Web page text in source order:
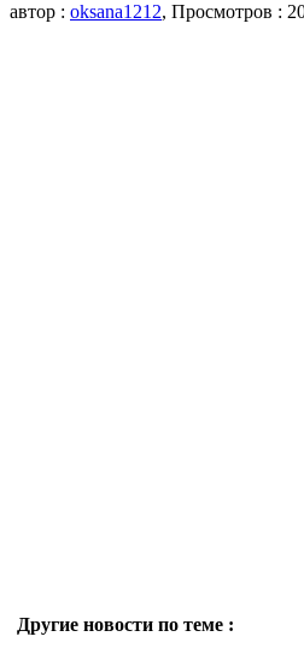
автор : oksana1212, Просмотров :
Другие новости по теме :